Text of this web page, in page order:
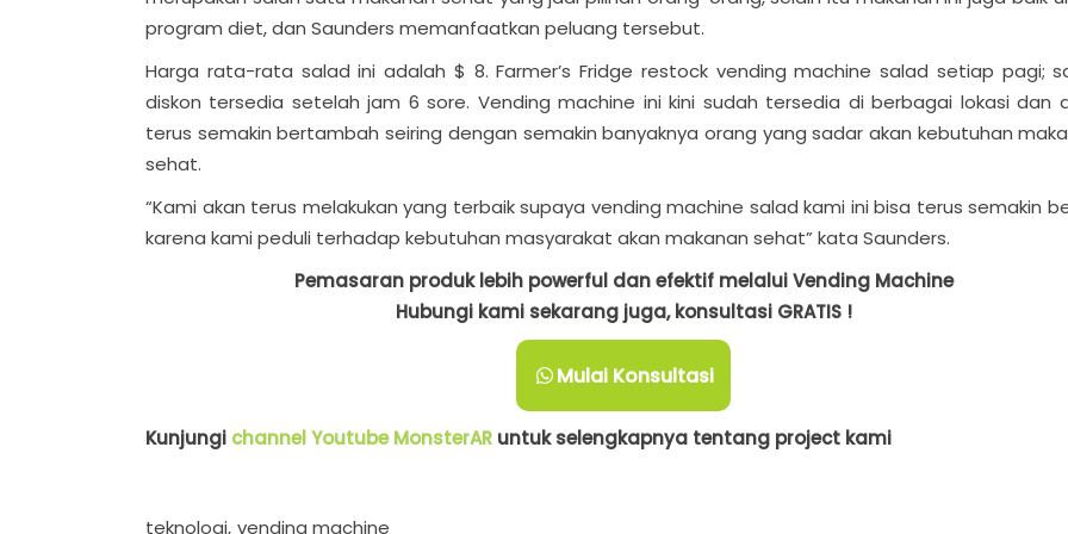
program diet, dan Saunders memanfaatkan peluang tersebut.
Harga rata-rata salad ini adalah $ 8. Farmer’s Fridge restock vending machine salad setiap pagi;
diskon tersedia setelah jam 6 sore. Vending machine ini kini sudah tersedia di berbagai lokasi dan
terus semakin bertambah seiring dengan semakin banyaknya orang yang sadar akan kebutuhan
sehat.
“Kami akan terus melakukan yang terbaik supaya vending machine salad kami ini bisa terus semakin
karena kami peduli terhadap kebutuhan masyarakat akan makanan sehat” kata Saunders.
Pemasaran produk lebih powerful dan efektif melalui Vending Machine
Hubungi kami sekarang juga, konsultasi GRATIS !
Mulai Konsultasi
Kunjungi channel Youtube MonsterAR untuk selengkapnya tentang project kami
teknologi vending machine